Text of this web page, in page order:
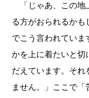
「じゃあ、この地
る方がおられるか
でこう言われてい
かを上に着たいと切
だえています。それ
ません。」ここで